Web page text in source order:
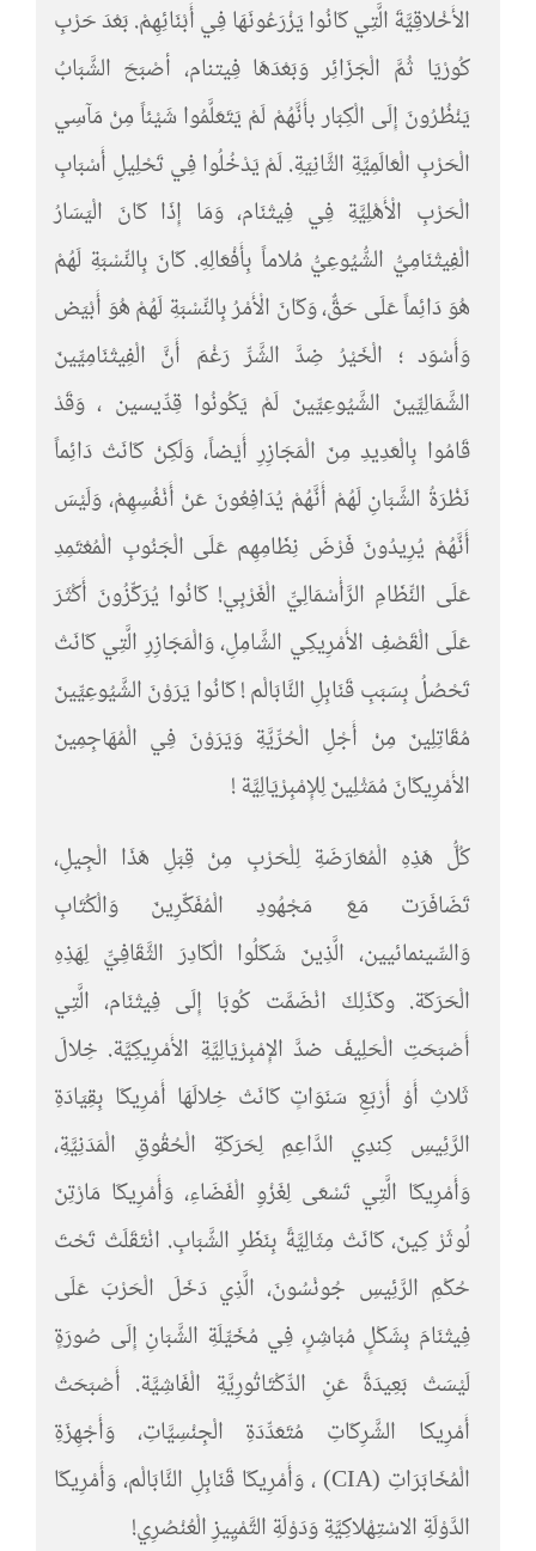
الأَخْلاقِيَّةَ الَّتِي كَانُوا يَزْرَعُونَهَا فِي أَبْنَائِهِمْ. بَعْدَ حَرْبِ
كُورْيَا ثُمَّ الْجَزَائِر وَبَعْدَهَا فِيتنام، أصْبَحَ الشَّبَابُ
يَنْظُرُونَ إِلَى الْكِبَار بأَنَّهُمْ لَمْ يَتَعَلَّمُوا شَيْئاً مِنْ مَآسِي
الْحَرْبِ الْعَالَمِيَّةِ الثَّانِيَةِ. لَمْ يَدْخُلُوا فِي تَحْلِيلِ أَسْبَابِ
الْحَرْبِ الْأَهْلِيَّةِ فِي فِيتْنَام، وَمَا إِذَا كَانَ الْيَسَارُ
الْفِيتْنَامِيُّ الشُّيُوعِيُّ مُلاماً بِأَفْعَالِهِ. كَانَ بِالنِّسْبَةِ لَهُمْ
هُوَ دَائِماً عَلَى حَقٌّ، وَكَانَ الْأَمْرُ بِالنِّسْبَةِ لَهُمْ هُوَ أَبْيَض
وَأَسْوَد ؛ الْخَيْرُ ضِدَّ الشَّرِّ رَغْمَ أَنَّ الْفِيتْنَامِيِّينَ
الشَّمَالِيِّينَ الشَّيُوعِيِّينَ لَمْ يَكُونُوا قِدِّيسين ، وَقَدْ
قَامُوا بِالْعَدِيدِ مِنَ الْمَجَازِرِ أَيْضاً، وَلَكِنْ كَانَتْ دَائِماً
نَظْرَةُ الشَّبَانِ لَهُمْ أَنَّهُمْ يُدَافِعُونَ عَنْ أَنْفُسِهِمْ، وَلَيْسَ
أَنَّهُمْ يُرِيدُونَ فَرْضَ نِظَامِهِم عَلَى الْجَنُوبِ الْمُعْتَمِدِ
عَلَى النِّظَامِ الرَّأْسْمَالِيِّ الْغَرْبِي! كَانُوا يُرَكِّزُونَ أَكْثَرَ
عَلَى الْقَصْفِ الأَمْرِيكِي الشَّامِلِ، وَالْمَجَازِرِ الَّتِي كَانَتْ
تَحْصُلُ بِسَبَبِ قَنَابِلِ النَّابَالْم ! كَانُوا يَرَوْنَ الشَّيُوعِيِّينَ
مُقَاتِلِينَ مِنْ أَجْلِ الْحُرِّيَّةِ وَيَرَوْنَ فِي الْمُهَاجِمِينَ
الأَمْرِيكَانَ مُمَثْلِينَ لِلإِمْبِرْيَالِيَّة !
كُلُّ هَذِهِ الْمُعَارَضَةِ لِلْحَرْبِ مِنْ قِبَلِ هَذَا الْجِيلِ،
تَضَافَرَت مَعَ مَجْهُودِ الْمُفَكِّرِينَ وَالْكُتَابِ
وَالسِّينمائيين، الَّذِينَ شَكَلُوا الْكَادِرَ الثَّقَافِيِّ لِهَذِهِ
الْحَرَكَة. وكَذَلِكَ انْضَمَّت كُوبَا إِلَى فِيتْنَام، الَّتِي
أَصْبَحَتِ الْحَلِيفَ ضدَّ الإِمْبِرْيَالِيَّةِ الأَمْرِيكِيَّة. خِلالَ
ثَلاثِ أَوْ أَرْبَعِ سَنَوَاتٍ كَانَتْ خِلالَهَا أَمْرِيكَا بِقِيَادَةِ
الرَّئِيسِ كِندِي الدَّاعِمِ لِحَرَكَةِ الْحُقُوقِ الْمَدَنِيَّةِ،
وَأَمْرِيكَا الَّتِي تَسْعَى لِغَزْوِ الْفَضَاءِ، وَأَمْرِيكَا مَارْتِنَ
لُوثَرْ كِينَ، كَانَتْ مِثَالِيَّةً بِنَظَرِ الشَّبَابِ. انْتَقَلَتْ تَحْتَ
حُكْمِ الرَّئِيسِ جُونْسُونَ، الَّذِي دَخَلَ الْحَرْبَ عَلَى
فِيتْنَامَ بِشَكْلٍ مُبَاشِرٍ، فِي مُخَيِّلَةِ الشَّبَانِ إِلَى صُورَةٍ
لَيْسَتْ بَعِيدَةً عَنِ الدِّكْتَاتُورِيَّةِ الْفَاشِيَّة. أَصْبَحَتْ
أَمْرِيكا الشَّرِكَاتِ مُتَعَدِّدَةِ الْجِنْسِيَّاتِ، وَأَجْهِزَةِ
الْمُخَابَرَاتِ (CIA) ، وَأَمْرِيكَا قَنَابِلِ النَّابَالْم، وَأَمْرِيكَا
الدَّوْلَةِ الاسْتِهْلاكِيَّةِ وَدَوْلَةِ التَّمْيِيزِ الْعُنْصُرِي!